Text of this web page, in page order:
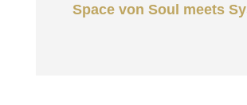
Space von Soul meets